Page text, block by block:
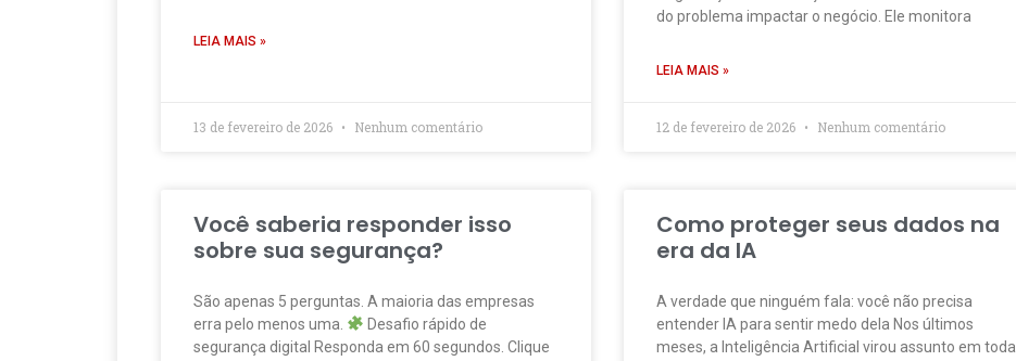
LEIA MAIS »
13 de fevereiro de 2026 Nenhum comentário
do problema impactar o negócio. Ele monitora
LEIA MAIS »
12 de fevereiro de 2026 Nenhum comentário
Você saberia responder isso
sobre sua segurança?
São apenas 5 perguntas. A maioria das empresas
erra pelo menos uma.
Desafio rápido de
segurança digital Responda em 60 segundos. Clique
Como proteger seus dados na
era da IA
A verdade que ninguém fala: você não precisa
entender IA para sentir medo dela Nos últimos
meses, a Inteligência Artificial virou assunto em toda